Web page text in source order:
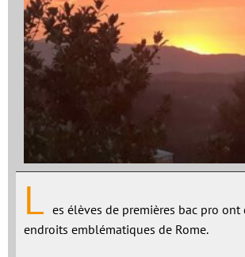
L es élèves de premières bac pro ont
endroits emblématiques de Rome.